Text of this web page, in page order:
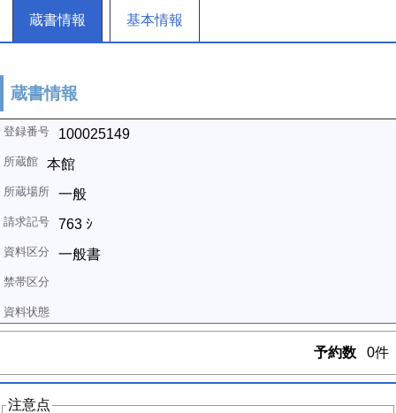
蔵書情報 基本情報
蔵書情報
100025149
本館
一般
763 ｼ
一般書
予約数 0件
注意点